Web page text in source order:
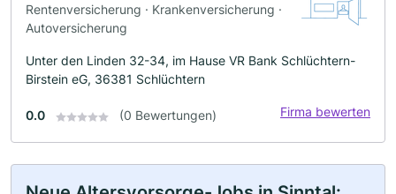
Rentenversicherung · Krankenversicherung ·
Autoversicherung
Unter den Linden 32-34, im Hause VR Bank Schlüchtern-
Birstein eG, 36381 Schlüchtern
0.0 (0 Bewertungen) Firma bewerten